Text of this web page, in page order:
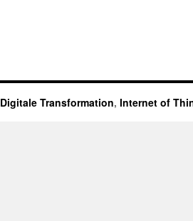
Digitale Transformation, Internet of